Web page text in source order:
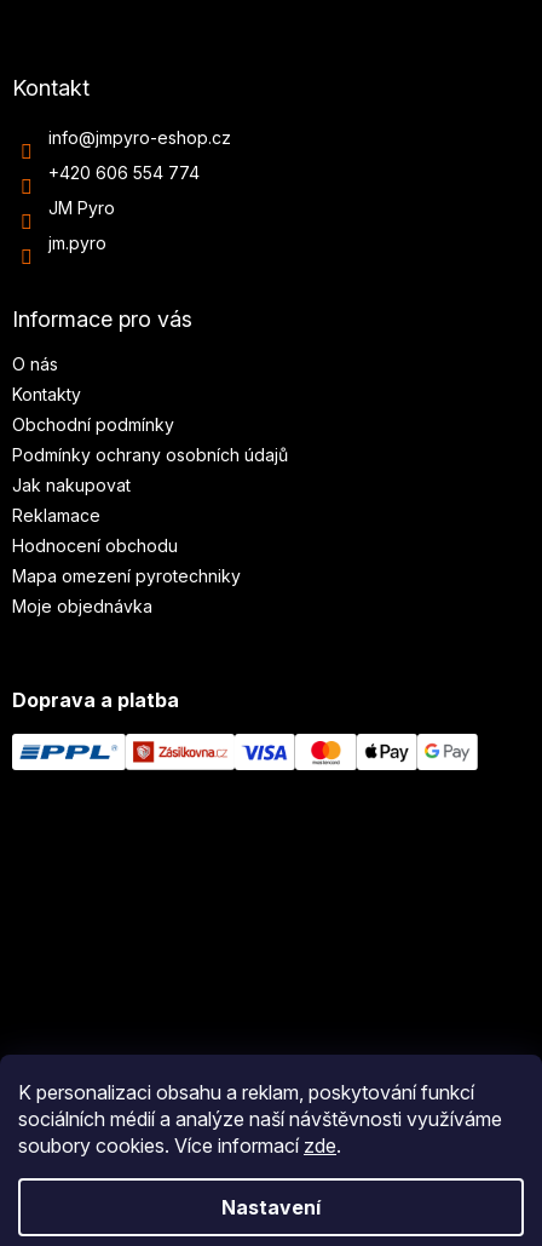
K personalizaci obsahu a reklam, poskytování funkcí
sociálních médií a analýze naší návštěvnosti využíváme
soubory cookies. Více informací zde.
Nastavení
Kontakt
info@jmpyro-eshop.cz
+420 606 554 774
JM Pyro
jm.pyro
Informace pro vás
O nás
Kontakty
Obchodní podmínky
Podmínky ochrany osobních údajů
Jak nakupovat
Reklamace
Hodnocení obchodu
Mapa omezení pyrotechniky
Moje objednávka
Doprava a platba
Vytvořil Shoptet
eshop JM Pyro . Všechna práva vyhrazena.
nastavení cookies